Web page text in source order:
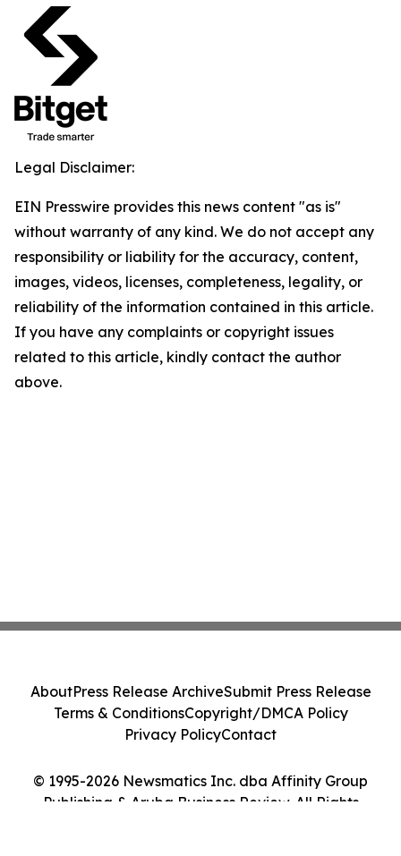
Legal Disclaimer:
EIN Presswire provides this news content "as is"
without warranty of any kind. We do not accept any
responsibility or liability for the accuracy, content,
images, videos, licenses, completeness, legality, or
reliability of the information contained in this article.
If you have any complaints or copyright issues
related to this article, kindly contact the author
above.
© 1995-2026 Newsmatics Inc. dba Affinity Group
Publishing & Aruba Business Review. All Rights
AboutPress Release ArchiveSubmit Press Release
Terms & ConditionsCopyright/DMCA Policy
Privacy PolicyContact